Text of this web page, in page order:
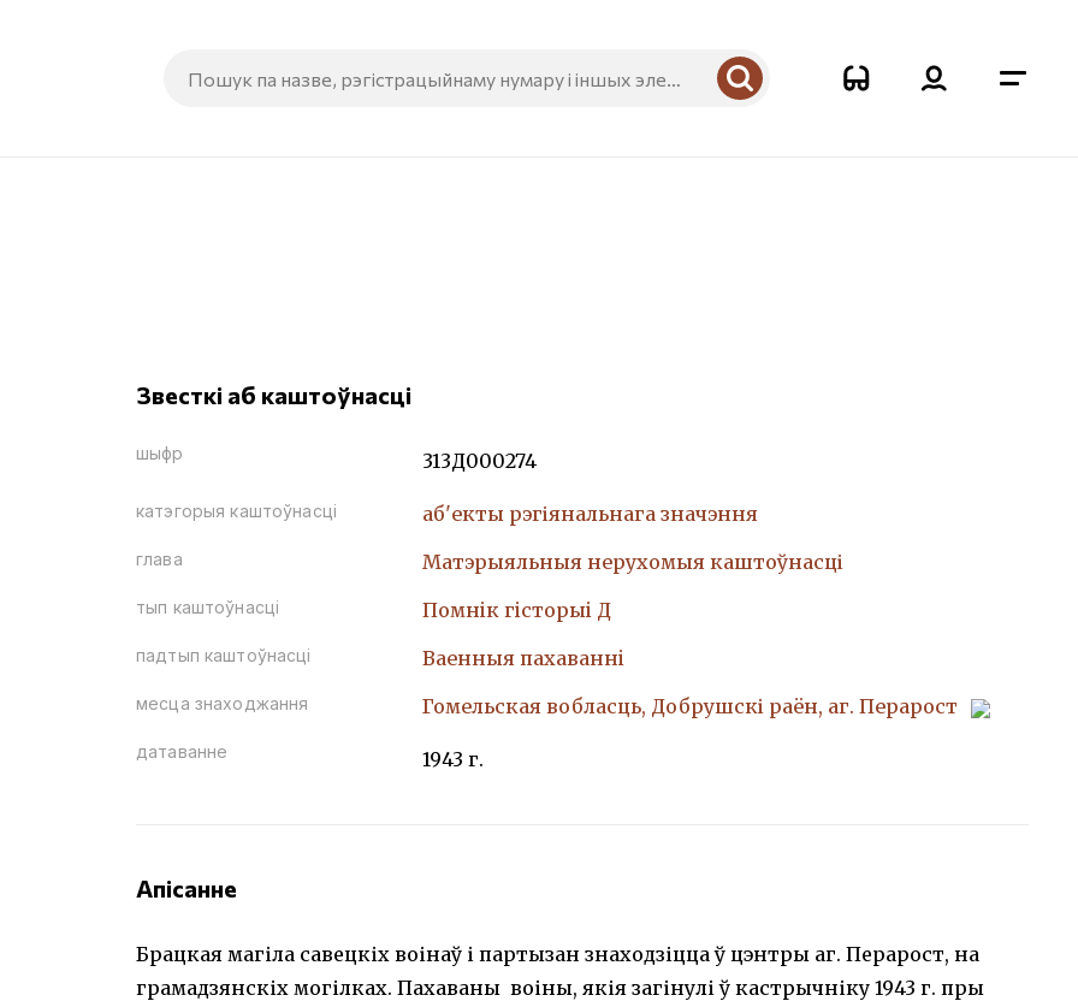
Звесткі аб каштоўнасці
шыфр 313Д000274
катэгорыя каштоўнасці аб'екты рэгіянальнага значэння
глава Матэрыяльныя нерухомыя каштоўнасці
тып каштоўнасці Помнiк гiсторыi Д
падтып каштоўнасці Ваенныя пахаваннi
месца знаходжання Гомельская вобласць, Добрушскі раён, аг. Перарост
датаванне 1943 г.
Апісанне
Брацкая магіла савецкіх воінаў і партызан знаходзіцца ў цэнтры аг. Перарост, на
грамадзянскіх могілках. Пахаваны воіны, якія загінулі ў кастрычніку 1943 г. пры